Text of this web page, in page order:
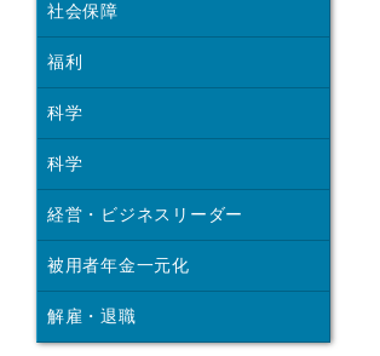
社会保障
福利
科学
科学
経営・ビジネスリーダー
被用者年金一元化
解雇・退職